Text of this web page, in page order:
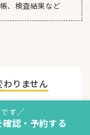
、検査結果など
わりません
の料金
す／
認・予約する